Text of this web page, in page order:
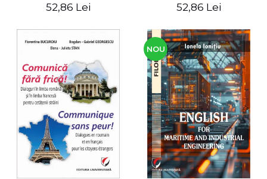
52,86 Lei
master
52,86 Lei
NOU